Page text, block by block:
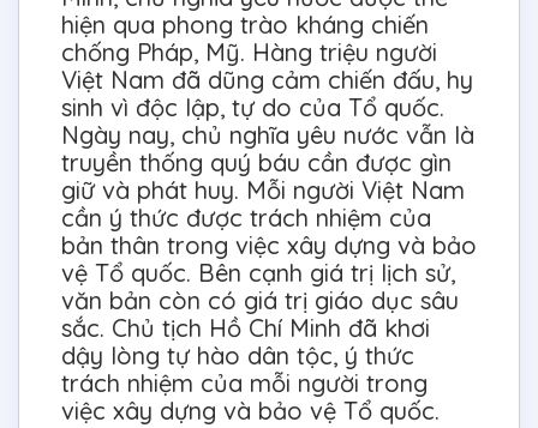
hiện qua phong trào kháng chiến
chống Pháp, Mỹ. Hàng triệu người
Việt Nam đã dũng cảm chiến đấu, hy
sinh vì độc lập, tự do của Tổ quốc.
Ngày nay, chủ nghĩa yêu nước vẫn là
truyền thống quý báu cần được gìn
giữ và phát huy. Mỗi người Việt Nam
cần ý thức được trách nhiệm của
bản thân trong việc xây dựng và bảo
vệ Tổ quốc. Bên cạnh giá trị lịch sử,
văn bản còn có giá trị giáo dục sâu
sắc. Chủ tịch Hồ Chí Minh đã khơi
dậy lòng tự hào dân tộc, ý thức
trách nhiệm của mỗi người trong
việc xây dựng và bảo vệ Tổ quốc.